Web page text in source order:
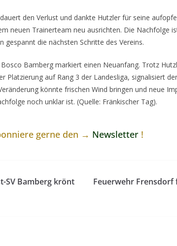
den Verlust und dankte Hutzler für seine
neuen Trainerteam neu ausrichten. Die Nachfolge
gespannt die nächsten Schritte des Vereins.
Bamberg markiert einen Neuanfang. Trotz
Platzierung auf Rang 3 der Landesliga, signalisiert
könnte frischen Wind bringen und neue
noch unklar ist. (Quelle: Fränkischer Tag).
gerne den → Newsletter !
SV Bamberg krönt
Feuerwehr Frensdorf